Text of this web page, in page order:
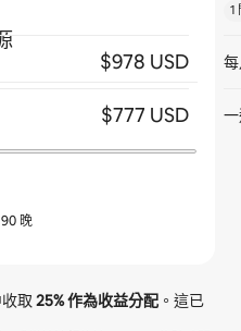
晚
取 25%作為收益分配 。這已
$978 USD
$777 USD
1